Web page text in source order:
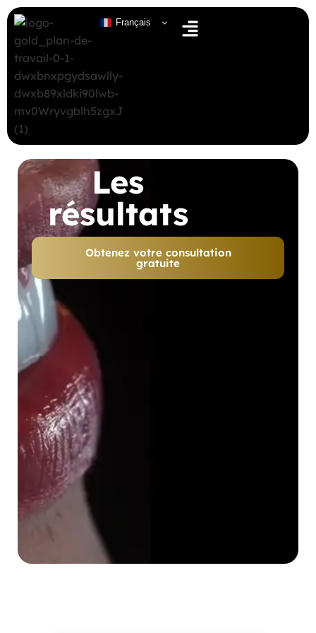
Français
Les
résultats
Obtenez votre consultation
gratuite